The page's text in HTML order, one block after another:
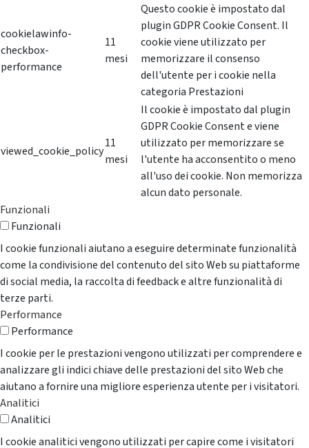
cookielawinfo-
checkbox-
performance
11
mesi
Questo cookie è impostato dal
plugin GDPR Cookie Consent. Il
cookie viene utilizzato per
memorizzare il consenso
dell'utente per i cookie nella
categoria Prestazioni
viewed_cookie_policy
11
mesi
Il cookie è impostato dal plugin
GDPR Cookie Consent e viene
utilizzato per memorizzare se
l'utente ha acconsentito o meno
all'uso dei cookie. Non memorizza
alcun dato personale.
Funzionali
Funzionali
I cookie funzionali aiutano a eseguire determinate funzionalità
come la condivisione del contenuto del sito Web su piattaforme
di social media, la raccolta di feedback e altre funzionalità di
terze parti.
Performance
Performance
I cookie per le prestazioni vengono utilizzati per comprendere e
analizzare gli indici chiave delle prestazioni del sito Web che
aiutano a fornire una migliore esperienza utente per i visitatori.
Analitici
Analitici
I cookie analitici vengono utilizzati per capire come i visitatori